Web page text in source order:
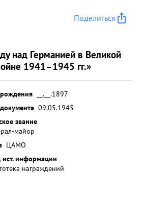
Поделиться
над Германией в Великой
1941–1945 гг.»
__.__.1897
09.05.1945
звание
майор
ЦАМО
информации
награждений